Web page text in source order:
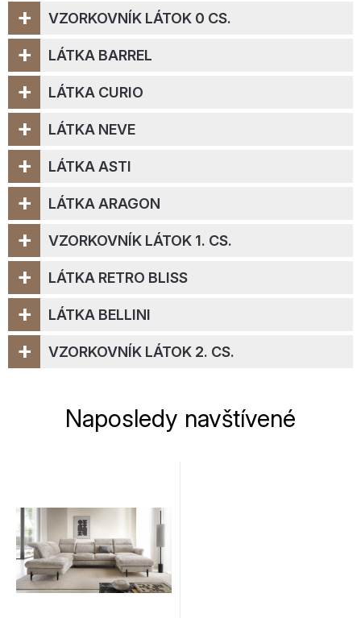
VZORKOVNÍK LÁTOK 0 CS.
+
LÁTKA BARREL
+
LÁTKA CURIO
+
LÁTKA NEVE
+
LÁTKA ASTI
+
LÁTKA ARAGON
+
VZORKOVNÍK LÁTOK 1. CS.
+
LÁTKA RETRO BLISS
+
LÁTKA BELLINI
+
VZORKOVNÍK LÁTOK 2. CS.
+
Naposledy navštívené